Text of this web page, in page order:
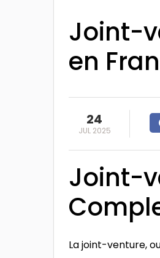
Joint-
en
24
JUL 2025
Joint-
La joint-venture,